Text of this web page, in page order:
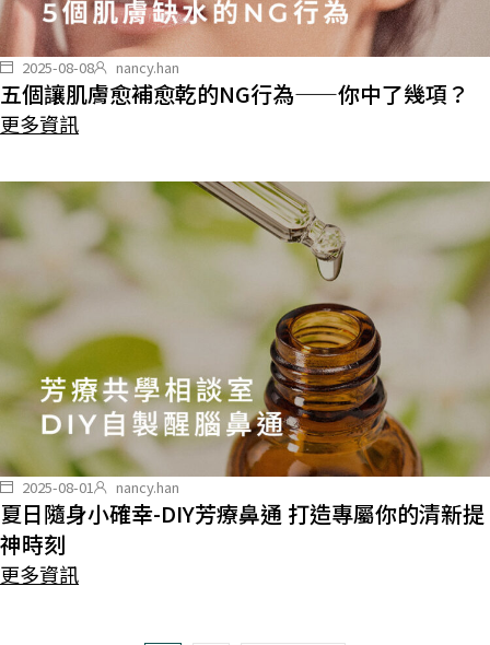
2025-08-08 nancy.han
五個讓肌膚愈補愈乾的NG行為——你中了幾項？
更多資訊
2025-08-01 nancy.han
夏日隨身小確幸-DIY芳療鼻通 打造專屬你的清新提
神時刻
更多資訊